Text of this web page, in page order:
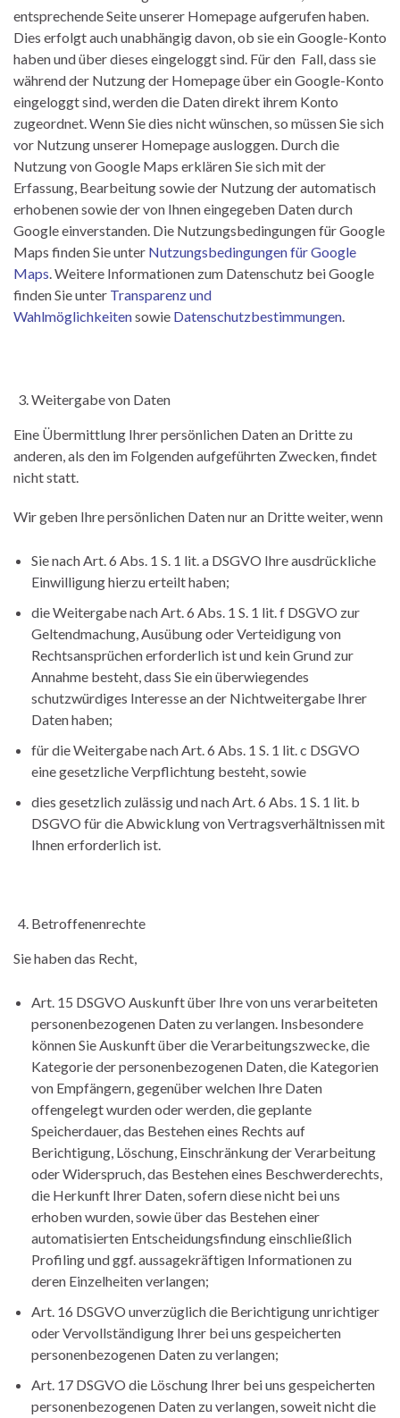
entsprechende Seite unserer Homepage aufgerufen haben.
Dies erfolgt auch unabhängig davon, ob sie ein Google-Konto
haben und über dieses eingeloggt sind. Für den Fall, dass sie
während der Nutzung der Homepage über ein Google-Konto
eingeloggt sind, werden die Daten direkt ihrem Konto
zugeordnet. Wenn Sie dies nicht wünschen, so müssen Sie sich
vor Nutzung unserer Homepage ausloggen. Durch die
Nutzung von Google Maps erklären Sie sich mit der
Erfassung, Bearbeitung sowie der Nutzung der automatisch
erhobenen sowie der von Ihnen eingegeben Daten durch
Google einverstanden. Die Nutzungsbedingungen für Google
Maps finden Sie unter Nutzungsbedingungen für Google
Maps. Weitere Informationen zum Datenschutz bei Google
finden Sie unter Transparenz und
Wahlmöglichkeitensowie Datenschutzbestimmungen.
Weitergabe von Daten
Eine Übermittlung Ihrer persönlichen Daten an Dritte zu
anderen, als den im Folgenden aufgeführten Zwecken, findet
nicht statt.
Wir geben Ihre persönlichen Daten nur an Dritte weiter, wenn
Sie nach Art. 6 Abs. 1 S. 1 lit. a DSGVO Ihre ausdrückliche
Einwilligung hierzu erteilt haben;
die Weitergabe nach Art. 6 Abs. 1 S. 1 lit. f DSGVO zur
Geltendmachung, Ausübung oder Verteidigung von
Rechtsansprüchen erforderlich ist und kein Grund zur
Annahme besteht, dass Sie ein überwiegendes
schutzwürdiges Interesse an der Nichtweitergabe Ihrer
Daten haben;
für die Weitergabe nach Art. 6 Abs. 1 S. 1 lit. c DSGVO
eine gesetzliche Verpflichtung besteht, sowie
dies gesetzlich zulässig und nach Art. 6 Abs. 1 S. 1 lit. b
DSGVO für die Abwicklung von Vertragsverhältnissen mit
Ihnen erforderlich ist.
Betroffenenrechte
Sie haben das Recht,
Art. 15 DSGVO Auskunft über Ihre von uns verarbeiteten
personenbezogenen Daten zu verlangen. Insbesondere
können Sie Auskunft über die Verarbeitungszwecke, die
Kategorie der personenbezogenen Daten, die Kategorien
von Empfängern, gegenüber welchen Ihre Daten
offengelegt wurden oder werden, die geplante
Speicherdauer, das Bestehen eines Rechts auf
Berichtigung, Löschung, Einschränkung der Verarbeitung
oder Widerspruch, das Bestehen eines Beschwerderechts,
die Herkunft Ihrer Daten, sofern diese nicht bei uns
erhoben wurden, sowie über das Bestehen einer
automatisierten Entscheidungsfindung einschließlich
Profiling und ggf. aussagekräftigen Informationen zu
deren Einzelheiten verlangen;
Art. 16 DSGVO unverzüglich die Berichtigung unrichtiger
oder Vervollständigung Ihrer bei uns gespeicherten
personenbezogenen Daten zu verlangen;
Art. 17 DSGVO die Löschung Ihrer bei uns gespeicherten
personenbezogenen Daten zu verlangen, soweit nicht die